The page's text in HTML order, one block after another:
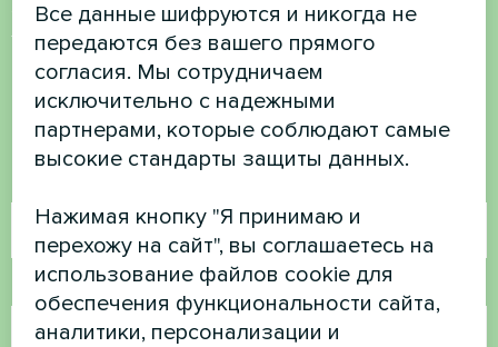
Хотите купить или у вас
есть вопросы?
Свяжитесь с нами, и мы поможем вам
Номер телефона
Все данные шифруются и никогда не
передаются без вашего прямого
согласия. Мы сотрудничаем
исключительно с надежными
партнерами, которые соблюдают самые
высокие стандарты защиты данных.
Нажимая кнопку "Я принимаю и
перехожу на сайт", вы соглашаетесь на
использование файлов cookie для
обеспечения функциональности сайта,
аналитики, персонализации и